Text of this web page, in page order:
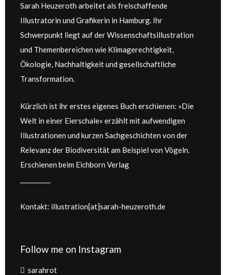
Sarah Heuzeroth arbeitet als freischaffende
Illustratorin und Grafikerin in Hamburg. Ihr
Schwerpunkt liegt auf der Wissenschaftsillustration
und Themenbereichen wie Klimagerechtigkeit,
Ökologie, Nachhaltigkeit und gesellschaftliche
Transformation.
Kürzlich ist ihr erstes eigenes Buch erschienen: »Die
Welt in einer Eierschale« erzählt mit aufwendigen
Illustrationen und kurzen Sachgeschichten von der
Relevanz der Biodiversität am Beispiel von Vögeln.
Erschienen beim Eichborn Verlag
Kontakt: illustration[at]sarah-heuzeroth.de
Follow me on Instagram
sarahrot